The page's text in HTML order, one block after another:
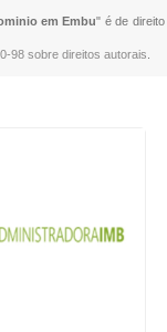
em Embu" é de
98 sobre direitos autorais